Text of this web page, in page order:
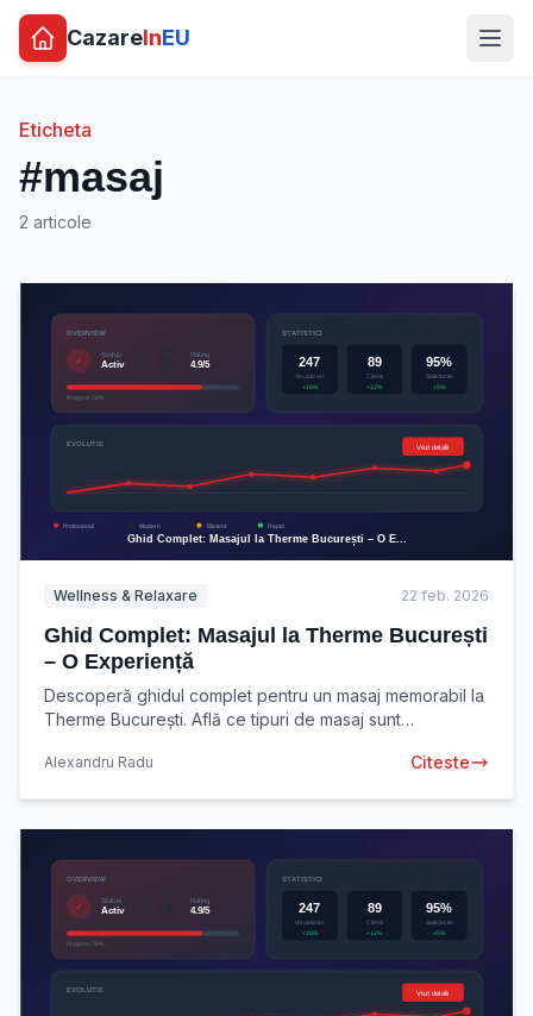
CazareInEU
Eticheta
#masaj
2 articole
Wellness & Relaxare 22 feb. 2026
Ghid Complet: Masajul la Therme București
– O Experiență
Descoperă ghidul complet pentru un masaj memorabil la
Therme București. Află ce tipuri de masaj sunt
Alexandru Radu Citeste